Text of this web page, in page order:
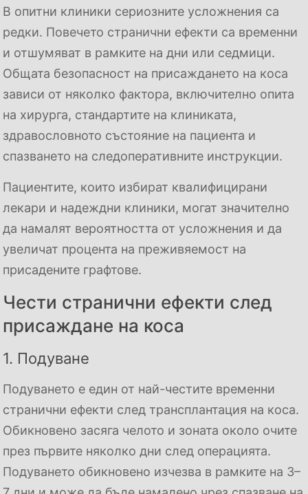
В опитни клиники сериозните усложнения са
редки. Повечето странични ефекти са временни
и отшумяват в рамките на дни или седмици.
Общата безопасност на присаждането на коса
зависи от няколко фактора, включително опита
на хирурга, стандартите на клиниката,
здравословното състояние на пациента и
спазването на следоперативните инструкции.
Пациентите, които избират квалифицирани
лекари и надеждни клиники, могат значително
да намалят вероятността от усложнения и да
увеличат процента на преживяемост на
присадените графтове.
Чести странични ефекти след
присаждане на коса
1. Подуване
Подуването е един от най-честите временни
странични ефекти след трансплантация на коса.
Обикновено засяга челото и зоната около очите
през първите няколко дни след операцията.
Подуването обикновено изчезва в рамките на 3–